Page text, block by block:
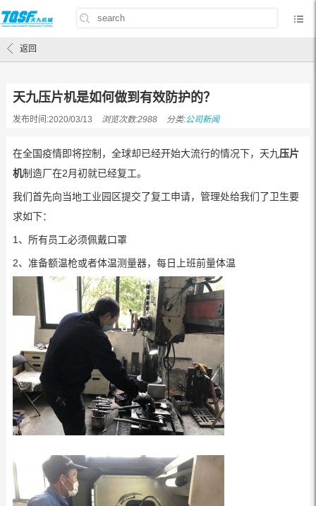
首页/公司新闻 天九压片机是如何做到有效防护的？
返回
天九压片机是如何做到有效防护的？
发布时间:2020/03/13 浏览次数:2988 分类:公司新闻
在全国疫情即将控制，全球却已经开始大流行的情况下，天九 压片
机制造厂在2月初就已经复工。
我们首先向当地工业园区提交了复工申请，管理处给我们了卫生要
求如下：
1、所有员工必须佩戴口罩
2、准备额温枪或者体温测量器，每日上班前量体温